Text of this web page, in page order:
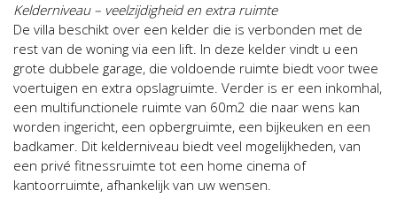
Kelderniveau – veelzijdigheid en extra ruimte
De villa beschikt over een kelder die is verbonden met de
rest van de woning via een lift. In deze kelder vindt u een
grote dubbele garage, die voldoende ruimte biedt voor twee
voertuigen en extra opslagruimte. Verder is er een inkomhal,
een multifunctionele ruimte van 60m2 die naar wens kan
worden ingericht, een opbergruimte, een bijkeuken en een
badkamer. Dit kelderniveau biedt veel mogelijkheden, van
een privé fitnessruimte tot een home cinema of
kantoorruimte, afhankelijk van uw wensen.